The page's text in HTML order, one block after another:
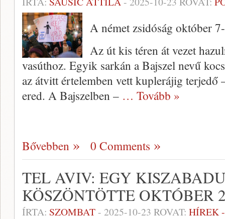
A német zsidóság október
Az út kis téren át vezet
vasúthoz. Egyik sarkán a Bajszel nevű
az átvitt értelemben vett kuplerájig terjedő
ered. A Bajszelben – … Tovább »
Bővebben 0 Comments
TEL AVIV: EGY
KÖSZÖNTÖTTE OKTÓBER
ÍRTA: SZOMBAT- 2025-10-23 ROVAT: HÍREK